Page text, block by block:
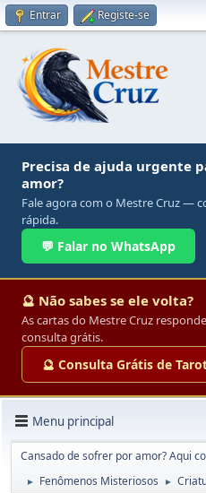
Entrar Registe-se
Precisa de ajuda urgente
amor?
Fale agora com o Mestre Cruz —
rápida.
💬 Falar no WhatsApp
🔮 Não sabes se ele volta?
As cartas do Mestre Cruz
consulta grátis.
🔮 Consulta Grátis de
Menu principal
Cansado de sofrer por amor? Aqui
► Fenômenos Misteriosos ►